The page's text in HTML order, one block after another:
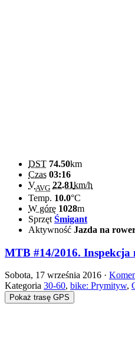
DST 74.50km
Czas 03:16
VAVG 22.81km/h
Temp. 10.0°C
W górę 1028m
Sprzęt Śmigant
Aktywność Jazda na
MTB #14/2016.
Sobota, 17 września 2016 ·
Kategoria 30-60, bike: Prymityw,
Pokaż trasę GPS